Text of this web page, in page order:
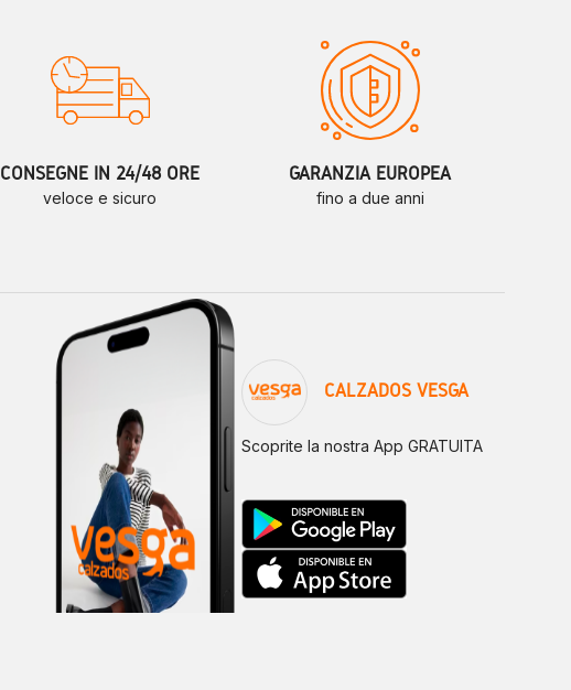
CONSEGNE IN 24/48 ORE
veloce e sicuro
GARANZIA EUROPEA
fino a due anni
CALZADOS VESGA
Scoprite la nostra App GRATUITA